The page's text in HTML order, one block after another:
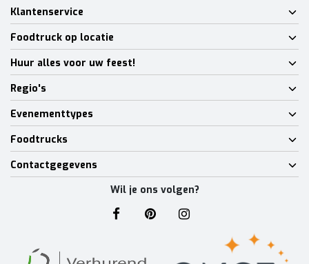
Klantenservice
Foodtruck op locatie
Huur alles voor uw feest!
Regio's
Evenementtypes
Foodtrucks
Contactgegevens
Wil je ons volgen?